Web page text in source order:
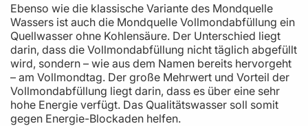
Ebenso wie die klassische Variante des Mondquelle
Wassers ist auch die Mondquelle Vollmondabfüllung ein
Quellwasser ohne Kohlensäure. Der Unterschied liegt
darin, dass die Vollmondabfüllung nicht täglich abgefüllt
wird, sondern – wie aus dem Namen bereits hervorgeht
– am Vollmondtag. Der große Mehrwert und Vorteil der
Vollmondabfüllung liegt darin, dass es über eine sehr
hohe Energie verfügt. Das Qualitätswasser soll somit
gegen Energie-Blockaden helfen.